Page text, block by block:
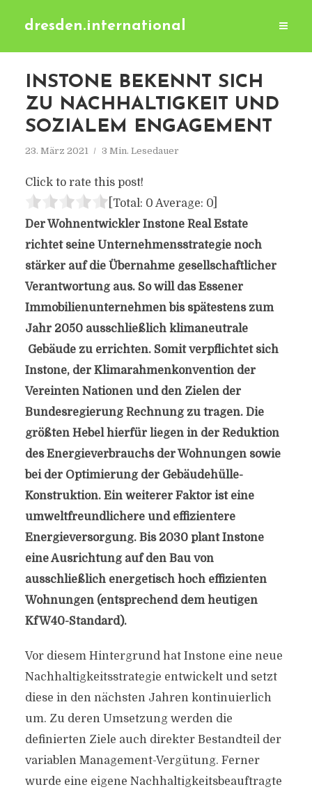
dresden.international
INSTONE BEKENNT SICH
ZU NACHHALTIGKEIT UND
SOZIALEM ENGAGEMENT
23. März 2021 3 Min. Lesedauer
Click to rate this post!
[Total: 0 Average: 0]
Der Wohnentwickler Instone Real Estate
richtet seine Unternehmensstrategie noch
stärker auf die Übernahme gesellschaftlicher
Verantwortung aus. So will das Essener
Immobilienunternehmen bis spätestens zum
Jahr 2050 ausschließlich klimaneutrale
Gebäude zu errichten. Somit verpflichtet sich
Instone, der Klimarahmenkonvention der
Vereinten Nationen und den Zielen der
Bundesregierung Rechnung zu tragen. Die
größten Hebel hierfür liegen in der Reduktion
des Energieverbrauchs der Wohnungen sowie
bei der Optimierung der Gebäudehülle-
Konstruktion. Ein weiterer Faktor ist eine
umweltfreundlichere und effizientere
Energieversorgung. Bis 2030 plant Instone
eine Ausrichtung auf den Bau von
ausschließlich energetisch hoch effizienten
Wohnungen (entsprechend dem heutigen
KfW40-Standard).
Vor diesem Hintergrund hat Instone eine neue
Nachhaltigkeitsstrategie entwickelt und setzt
diese in den nächsten Jahren kontinuierlich
um. Zu deren Umsetzung werden die
definierten Ziele auch direkter Bestandteil der
variablen Management-Vergütung. Ferner
wurde eine eigene Nachhaltigkeitsbeauftragte